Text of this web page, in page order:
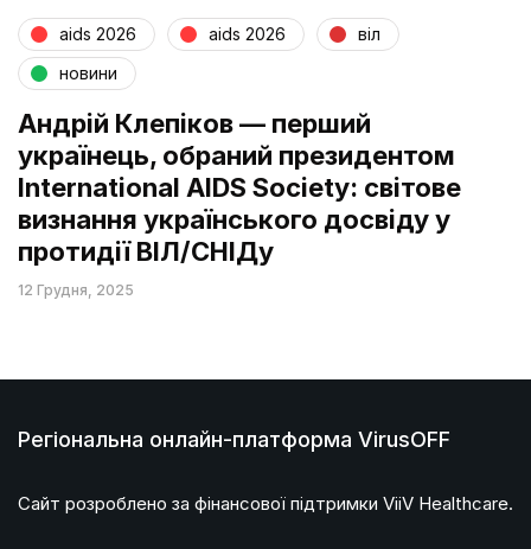
aids 2026 aids 2026
віл
новини
Андрій Клепіков — перший
українець, обраний президентом
International AIDS Society: світове
визнання українського досвіду у
протидії ВІЛ/СНІДу
12 Грудня, 2025
Регіональна онлайн-платформа VirusOFF
Сайт розроблено за фінансової підтримки ViiV Healthcare.